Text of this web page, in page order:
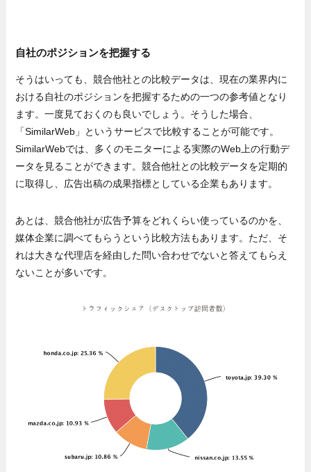
自社のポジションを把握する
そうはいっても、競合他社との比較データは、現在の業界内に
おける自社のポジションを把握するための一つの参考値となり
ます。一度見ておくのも良いでしょう。そうした場合、
「SimilarWeb」というサービスで比較することが可能です。
SimilarWebでは、多くのモニターによる実際のWeb上の行動デ
ータを見ることができます。競合他社との比較データを定期的
に取得し、広告出稿の成果指標としている企業もあります。
あとは、競合他社が広告予算をどれくらい使っているのかを、
媒体企業に調べてもらうという比較方法もあります。ただ、そ
れは大きな代理店を経由した問い合わせでないと答えてもらえ
ないことが多いです。